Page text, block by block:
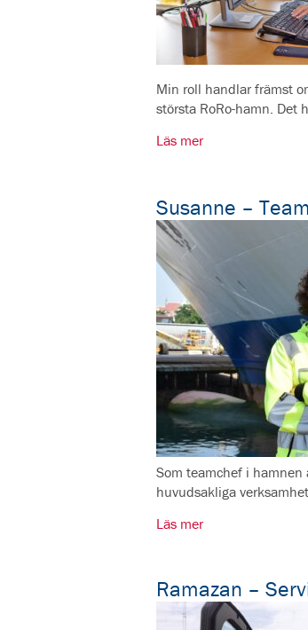
Min roll handlar främst
största RoRo-hamn. Det
Läs mer
Susanne –
Som teamchef i
huvudsakliga
Läs mer
Ramazan –